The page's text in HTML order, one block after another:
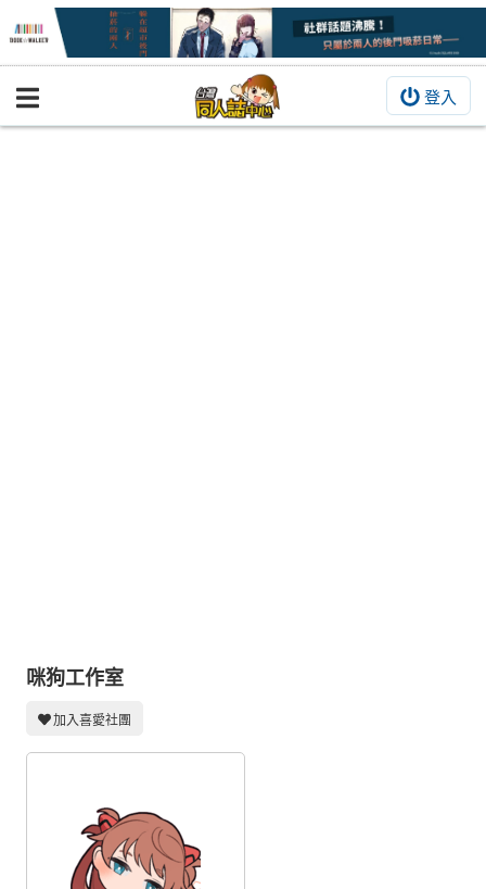
登入
BOOKY書集倉庫
交流中心
攤位轉讓區
會員功能選單
註冊會員
登入
咪狗工作室
加入喜愛社團